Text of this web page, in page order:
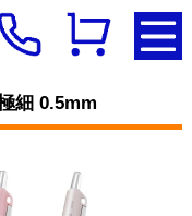
細 0.5mm